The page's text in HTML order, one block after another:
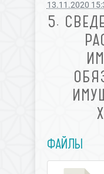
13.11.2020
5.
ФАЙЛЫ